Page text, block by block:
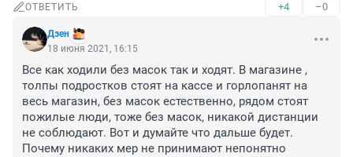
ОТВЕТИТЬ +4 –0
Дзен
18 июня 2021, 16:15
Все как ходили без масок так и ходят. В магазине ,
толпы подростков стоят на кассе и горлопанят на
весь магазин, без масок естественно, рядом стоят
пожилые люди, тоже без масок, никакой дистанции
не соблюдают. Вот и думайте что дальше будет.
Почему никаких мер не принимают непонятно